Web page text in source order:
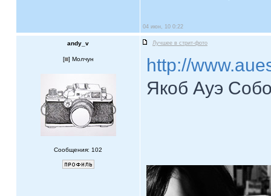
04 июн, 10 0:22
andy_v Лучшее в стрит-фото
[ ] Молчун
Сообщения: 102
http://
Якоб Ауэ